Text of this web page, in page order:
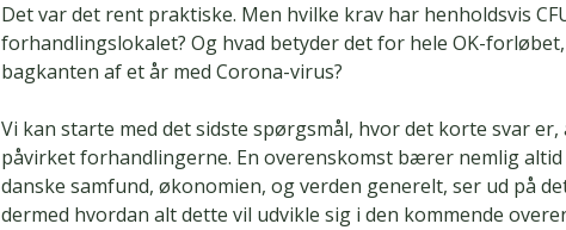
Det var det rent praktiske. Men hvilke krav har henholdsvis
forhandlingslokalet? Og hvad betyder det for hele OK-
bagkanten af et år med Corona-virus?
Vi kan starte med det sidste spørgsmål, hvor det korte svar
påvirket forhandlingerne. En overenskomst bærer nemlig
danske samfund, økonomien, og verden generelt, ser ud på
dermed hvordan alt dette vil udvikle sig i den kommende